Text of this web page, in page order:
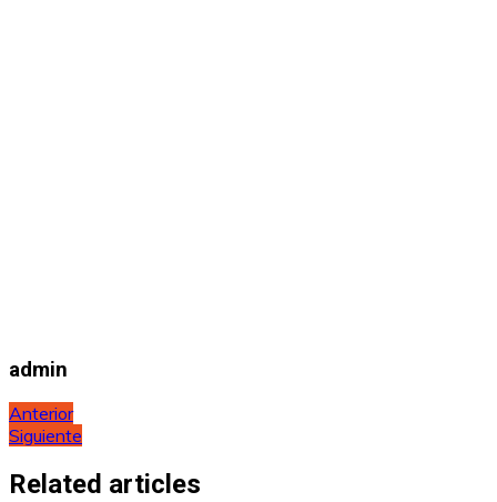
admin
Navegación
de
entradas
Anterior
Siguiente
Related articles